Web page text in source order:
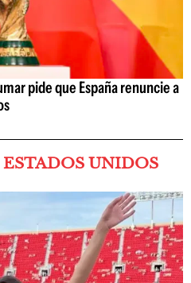
pide que España renuncie a
UNIDOS